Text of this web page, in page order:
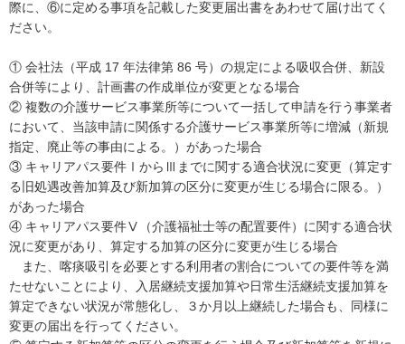
際に、⑥に定める事項を記載した変更届出書をあわせて届け出てく
ださい。
① 会社法（平成 17 年法律第 86 号）の規定による吸収合併、新設
合併等により、計画書の作成単位が変更となる場合
② 複数の介護サービス事業所等について一括して申請を行う事業者
において、当該申請に関係する介護サービス事業所等に増減（新規
指定、廃止等の事由による。）があった場合
③ キャリアパス要件ⅠからⅢまでに関する適合状況に変更（算定す
る旧処遇改善加算及び新加算の区分に変更が生じる場合に限る。）
があった場合
④ キャリアパス要件Ⅴ（介護福祉士等の配置要件）に関する適合状
況に変更があり、算定する加算の区分に変更が生じる場合
また、喀痰吸引を必要とする利用者の割合についての要件等を満
たせないことにより、入居継続支援加算や日常生活継続支援加算を
算定できない状況が常態化し、３か月以上継続した場合も、同様に
変更の届出を行ってください。